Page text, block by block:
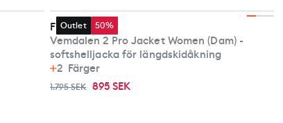
Outlet 50%
Fischer
Vemdalen 2 Pro Jacket Women (Dam) -
softshelljacka för längdskidåkning
2 Färger
1.795 SEK 895 SEK